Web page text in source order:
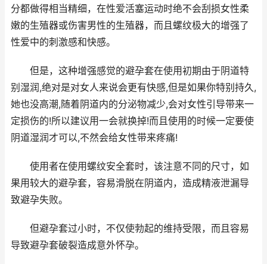
分都做得相当精细，在性爱活塞运动时绝不会刮损女性柔
嫩的生殖器或伤害男性的生殖器，而且螺纹极大的增强了
性爱中的刺激感和快感。
但是，这种增强感觉的避孕套在使用初期由于阴道特
别湿润,绝对是对女人来说会更有快感,但是如果你特别持久,
她也没高潮,随着阴道内的分泌物减少,会对女性引导带来一
定损伤的!所以建议用一会就换掉!而且使用的时候一定要使
阴道湿润才可以,不然会给女性带来疼痛!
使用者在使用螺纹安全套时，该注意不同的尺寸，如
果用较大的避孕套，容易滑脱在阴道内，造成精液泄漏导
致避孕失败。
但避孕套过小时，不仅使勃起的维持受限，而且容易
导致避孕套破裂造成意外怀孕。